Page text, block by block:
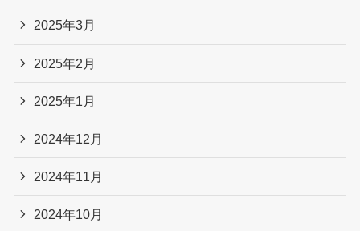
2025年3月
2025年2月
2025年1月
2024年12月
2024年11月
2024年10月